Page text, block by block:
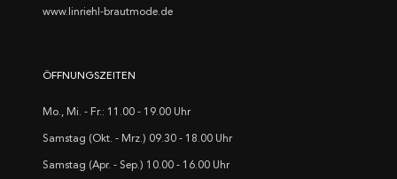
www.linriehl-brautmode.de
ÖFFNUNGSZEITEN
Mo., Mi. - Fr.: 11.00 - 19.00 Uhr
Samstag (Okt. - Mrz.) 09.30 - 18.00 Uhr
Samstag (Apr. - Sep.) 10.00 - 16.00 Uhr